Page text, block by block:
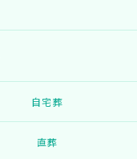
自宅葬
直葬